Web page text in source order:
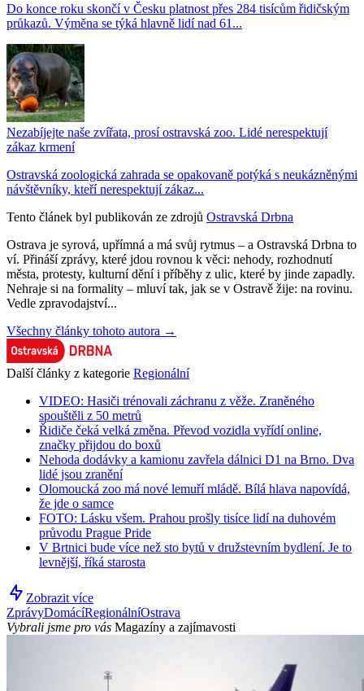
Do konce roku skončí v Česku platnost přes 284 tisícům řidičským
průkazů. Výměna se týká hlavně lidí nad 61...
Nezabíjejte naše zvířata, prosí ostravská zoo. Lidé nerespektují
zákaz krmení
Ostravská zoologická zahrada se opakovaně potýká s neukázněnými
návštěvníky, kteří nerespektují zákaz...
Tento článek byl publikován ze zdrojů Ostravská Drbna
Ostrava je syrová, upřímná a má svůj rytmus – a Ostravská Drbna to
ví. Přináší zprávy, které jdou rovnou k věci: nehody, rozhodnutí
města, protesty, kulturní dění i příběhy z ulic, které by jinde zapadly.
Nehraje si na formality – mluví tak, jak se v Ostravě žije: na rovinu.
Vedle zpravodajství...
Všechny články tohoto autora →
Další články z kategorie Regionální
VIDEO: Hasiči trénovali záchranu z věže. Zraněného
spouštěli z 50 metrů
Řidiče čeká velká změna. Převod vozidla vyřídí online,
značky přijdou do boxů
Nehoda dodávky a kamionu zavřela dálnici D1 na Brno. Dva
lidé jsou zranění
Olomoucká zoo má nové lemuří mládě. Bílá hlava napovídá,
že jde o samce
FOTO: Lásku všem. Prahou prošly tisíce lidí na duhovém
průvodu Prague Pride
V Brtnici bude více než sto bytů v družstevním bydlení. Je to
levnější, říká starosta
Zobrazit více
ZprávyDomácíRegionálníOstrava
Vybrali jsme pro vás Magazíny a zajímavosti